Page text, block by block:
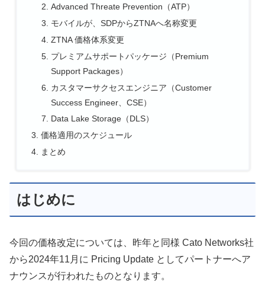
Advanced Threate Prevention（ATP）
モバイルが、SDPからZTNAへ名称変更
ZTNA 価格体系変更
プレミアムサポートパッケージ（Premium
Support Packages）
カスタマーサクセスエンジニア（Customer
Success Engineer、CSE）
Data Lake Storage（DLS）
価格適用のスケジュール
まとめ
はじめに
今回の価格改定については、昨年と同様 Cato Networks社
から2024年11月に Pricing Update としてパートナーへア
ナウンスが行われたものとなります。